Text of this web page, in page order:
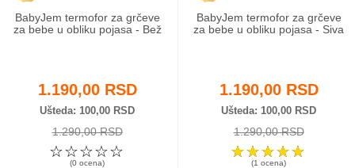
BabyJem termofor za grčeve
za bebe u obliku pojasa - Bež
1.190,00 RSD
Ušteda 100,00 RSD
1.290,00 RSD
☆
☆
☆
☆
☆
(0 ocena)
BabyJem termofor za grčeve
za bebe u obliku pojasa - Siva
1.190,00 RSD
Ušteda 100,00 RSD
1.290,00 RSD
☆
☆
☆
☆
☆
(1 ocena)